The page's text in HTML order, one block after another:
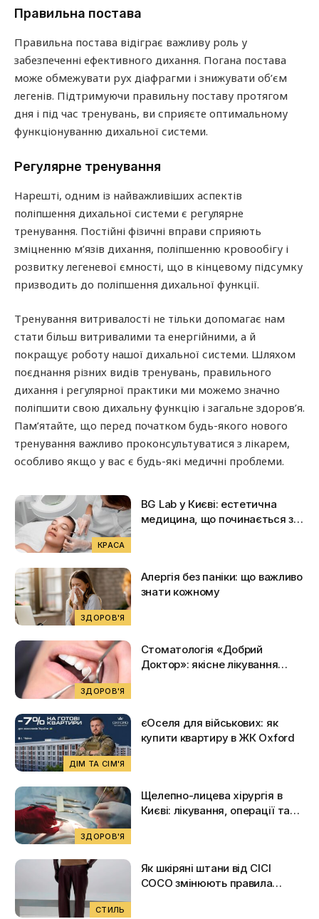
Правильна постава
Правильна постава відіграє важливу роль у
забезпеченні ефективного дихання. Погана постава
може обмежувати рух діафрагми і знижувати об’єм
легенів. Підтримуючи правильну поставу протягом
дня і під час тренувань, ви сприяєте оптимальному
функціонуванню дихальної системи.
Регулярне тренування
Нарешті, одним із найважливіших аспектів
поліпшення дихальної системи є регулярне
тренування. Постійні фізичні вправи сприяють
зміцненню м’язів дихання, поліпшенню кровообігу і
розвитку легеневої ємності, що в кінцевому підсумку
призводить до поліпшення дихальної функції.
Тренування витривалості не тільки допомагає нам
стати більш витривалими та енергійними, а й
покращує роботу нашої дихальної системи. Шляхом
поєднання різних видів тренувань, правильного
дихання і регулярної практики ми можемо значно
поліпшити свою дихальну функцію і загальне здоров’я.
Пам’ятайте, що перед початком будь-якого нового
тренування важливо проконсультуватися з лікарем,
особливо якщо у вас є будь-які медичні проблеми.
КРАСА
BG Lab у Києві: естетична
медицина, що починається з
ЗДОРОВ'Я
Алергія без паніки: що важливо
знати кожному
ЗДОРОВ'Я
Стоматологія «Добрий
Доктор»: якісне лікування
ДІМ ТА СІМ'Я
єОселя для військових: як
купити квартиру в ЖК Oxford
ЗДОРОВ'Я
Щелепно-лицева хірургія в
Києві: лікування, операції та
СТИЛЬ
Як шкіряні штани від CICI
COCO змінюють правила